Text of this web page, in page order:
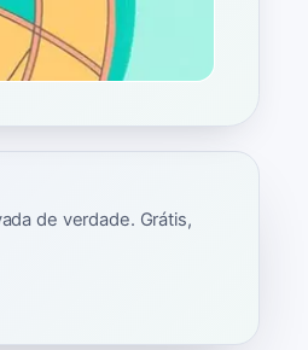
de verdade. Grátis,